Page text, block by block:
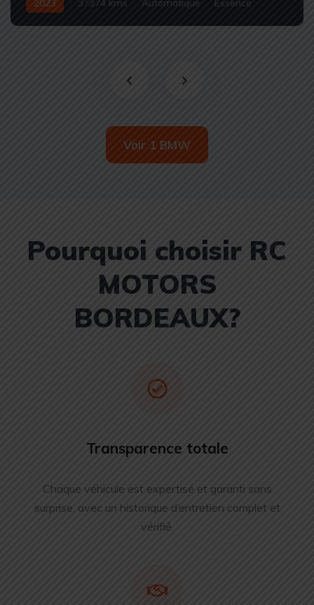
2023 37374 kms Automatique
Essence
Voir 1 BMW
Pourquoi choisir RC
MOTORS
BORDEAUX?
Transparence totale
Chaque véhicule est expertisé et garanti sans
surprise, avec un historique d’entretien complet et
vérifié.